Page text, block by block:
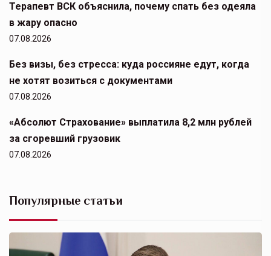
Терапевт ВСК объяснила, почему спать без одеяла
в жару опасно
07.08.2026
Без визы, без стресса: куда россияне едут, когда
не хотят возиться с документами
07.08.2026
«Абсолют Страхование» выплатила 8,2 млн рублей
за сгоревший грузовик
07.08.2026
Популярные статьи